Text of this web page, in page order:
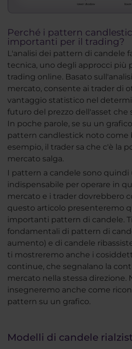
Perché i pattern
importanti per il trading?
L'analisi dei pattern di candele
tecnica, uno degli approcci più
trading online. Basato
mercato, consente ai trader di
vantaggio statistico nel
futuro del prezzo dell'asset che
In poche parole, se su un
pattern candlestick noto come
esempio, il trader sa che c'è la
mercato salga.
I pattern a candele sono
indispensabile per operare in
mercato e i trader dovrebbero
questo articolo presenteremo
importanti pattern di candele.
fondamentali di pattern di
aumento) e di candele
ti mostreremo anche i
continue, che segnalano la
mercato nella stessa direzione.
insegneremo anche come
pattern su un grafico.
Modelli di candele